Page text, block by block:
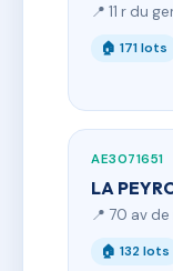
📍 11 r du
🏠 171 lots
AE3071651
LA
📍 70 av
🏠 132 lots